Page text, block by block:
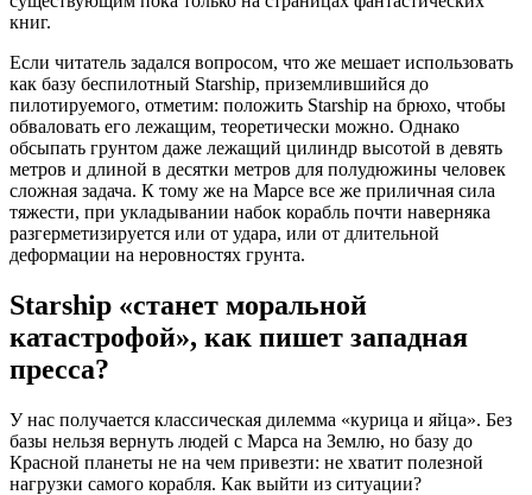
книг.
Если читатель задался вопросом, что же мешает использовать
как базу беспилотный Starship, приземлившийся до
пилотируемого, отметим: положить Starship на брюхо, чтобы
обваловать его лежащим, теоретически можно. Однако
обсыпать грунтом даже лежащий цилиндр высотой в девять
метров и длиной в десятки метров для полудюжины человек
сложная задача. К тому же на Марсе все же приличная сила
тяжести, при укладывании набок корабль почти наверняка
разгерметизируется или от удара, или от длительной
деформации на неровностях грунта.
Starship «станет моральной
катастрофой», как пишет западная
пресса?
У нас получается классическая дилемма «курица и яйца». Без
базы нельзя вернуть людей с Марса на Землю, но базу до
Красной планеты не на чем привезти: не хватит полезной
нагрузки самого корабля. Как выйти из ситуации?